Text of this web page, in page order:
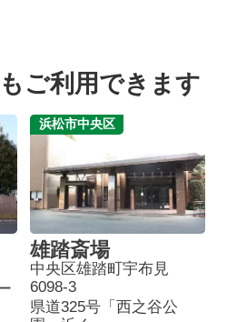
ご利用できます
浜松市中央区
雄踏斎場
中央区雄踏町宇布見
6098-3
県道325号「西之谷公